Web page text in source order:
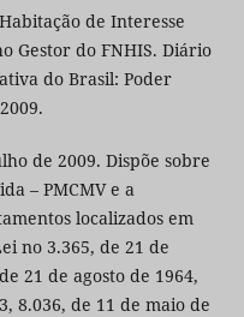
de Interesse
Gestor do FNHIS. Diário
do Brasil: Poder
de 2009. Dispõe sobre
– PMCMV e a
localizados em
no 3.365, de 21 de
21 de agosto de 1964,
8.036, de 11 de maio de